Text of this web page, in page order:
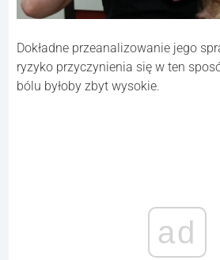
Dokładne przeanalizowanie jego
ryzyko przyczynienia się w ten
bólu byłoby zbyt wysokie.
ad